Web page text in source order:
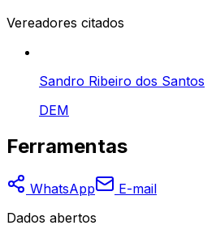
Vereadores citados
Sandro Ribeiro dos Santos
DEM
Ferramentas
WhatsApp
E-mail
Dados abertos